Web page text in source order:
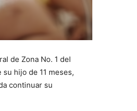
de Zona No. 1 del
hijo de 11 meses,
continuar su